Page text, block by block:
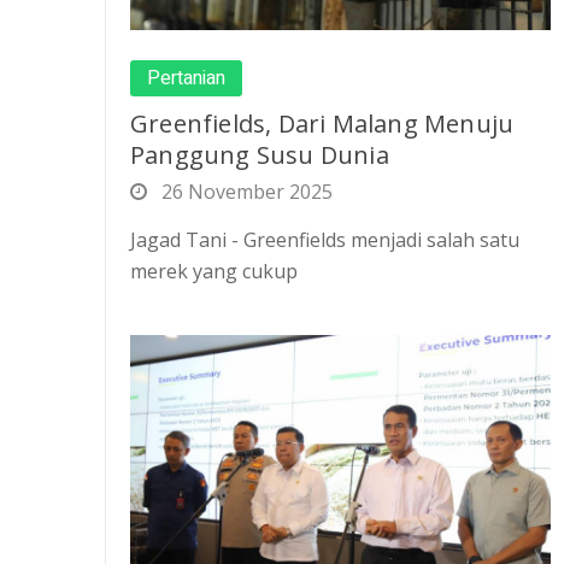
Pertanian
Greenfields, Dari Malang Menuju
Panggung Susu Dunia
26 November 2025
Jagad Tani - Greenfields menjadi salah satu
merek yang cukup